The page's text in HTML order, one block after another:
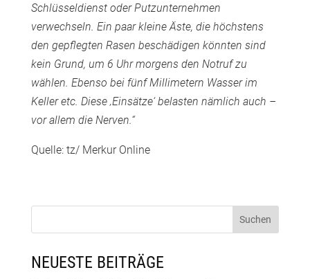
Schlüsseldienst oder Putzunternehmen
verwechseln. Ein paar kleine Äste, die höchstens
den gepflegten Rasen beschädigen könnten sind
kein Grund, um 6 Uhr morgens den Notruf zu
wählen. Ebenso bei fünf Millimetern Wasser im
Keller etc. Diese ‚Einsätze‘ belasten nämlich auch –
vor allem die Nerven.“
Quelle: tz/ Merkur Online
NEUESTE BEITRÄGE